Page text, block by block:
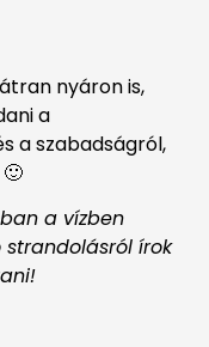
nyáron is,
a
a szabadságról,
a vízben
írok